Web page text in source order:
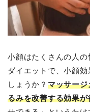
小顔はたくさんの人
ダイエットで、小顔
しょうか？ マッサー
るみを改善する効果